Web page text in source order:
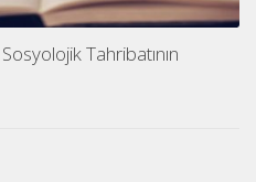
Tahribatının